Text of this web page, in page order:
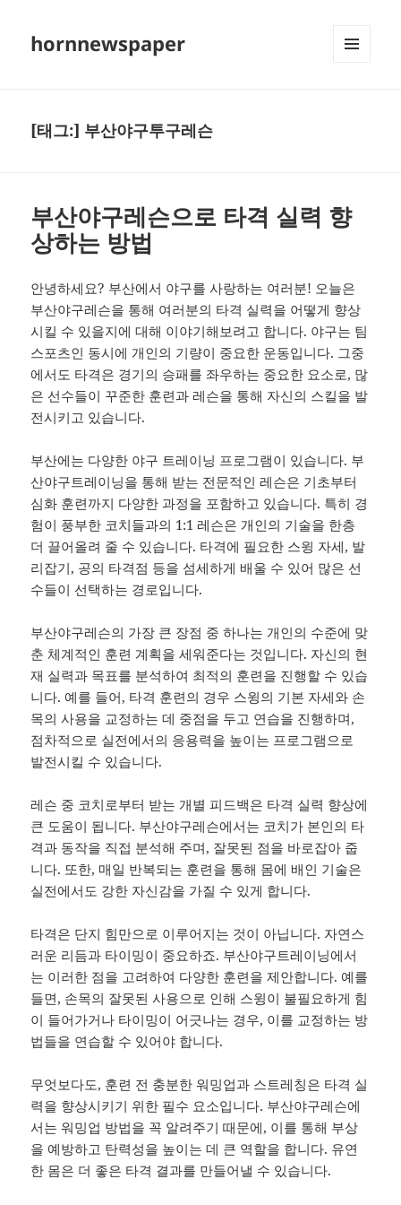
hornnewspaper
[태그:] 부산야구투구레슨
부산야구레슨으로 타격 실력 향
상하는 방법
안녕하세요? 부산에서 야구를 사랑하는 여러분! 오늘은
부산야구레슨을 통해 여러분의 타격 실력을 어떻게 향상
시킬 수 있을지에 대해 이야기해보려고 합니다. 야구는 팀
스포츠인 동시에 개인의 기량이 중요한 운동입니다. 그중
에서도 타격은 경기의 승패를 좌우하는 중요한 요소로, 많
은 선수들이 꾸준한 훈련과 레슨을 통해 자신의 스킬을 발
전시키고 있습니다.
부산에는 다양한 야구 트레이닝 프로그램이 있습니다. 부
산야구트레이닝을 통해 받는 전문적인 레슨은 기초부터
심화 훈련까지 다양한 과정을 포함하고 있습니다. 특히 경
험이 풍부한 코치들과의 1:1 레슨은 개인의 기술을 한층
더 끌어올려 줄 수 있습니다. 타격에 필요한 스윙 자세, 발
리잡기, 공의 타격점 등을 섬세하게 배울 수 있어 많은 선
수들이 선택하는 경로입니다.
부산야구레슨의 가장 큰 장점 중 하나는 개인의 수준에 맞
춘 체계적인 훈련 계획을 세워준다는 것입니다. 자신의 현
재 실력과 목표를 분석하여 최적의 훈련을 진행할 수 있습
니다. 예를 들어, 타격 훈련의 경우 스윙의 기본 자세와 손
목의 사용을 교정하는 데 중점을 두고 연습을 진행하며,
점차적으로 실전에서의 응용력을 높이는 프로그램으로
발전시킬 수 있습니다.
레슨 중 코치로부터 받는 개별 피드백은 타격 실력 향상에
큰 도움이 됩니다. 부산야구레슨에서는 코치가 본인의 타
격과 동작을 직접 분석해 주며, 잘못된 점을 바로잡아 줍
니다. 또한, 매일 반복되는 훈련을 통해 몸에 배인 기술은
실전에서도 강한 자신감을 가질 수 있게 합니다.
타격은 단지 힘만으로 이루어지는 것이 아닙니다. 자연스
러운 리듬과 타이밍이 중요하죠. 부산야구트레이닝에서
는 이러한 점을 고려하여 다양한 훈련을 제안합니다. 예를
들면, 손목의 잘못된 사용으로 인해 스윙이 불필요하게 힘
이 들어가거나 타이밍이 어긋나는 경우, 이를 교정하는 방
법들을 연습할 수 있어야 합니다.
무엇보다도, 훈련 전 충분한 워밍업과 스트레칭은 타격 실
력을 향상시키기 위한 필수 요소입니다. 부산야구레슨에
서는 워밍업 방법을 꼭 알려주기 때문에, 이를 통해 부상
을 예방하고 탄력성을 높이는 데 큰 역할을 합니다. 유연
한 몸은 더 좋은 타격 결과를 만들어낼 수 있습니다.